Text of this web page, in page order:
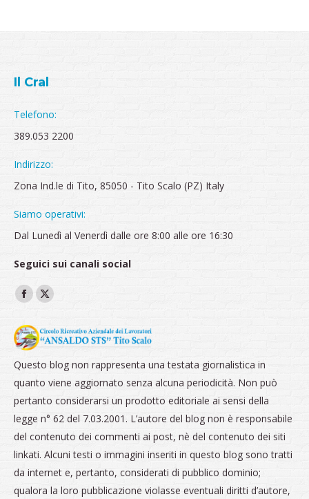
Il Cral
Telefono:
389.053 2200
Indirizzo:
Zona Ind.le di Tito, 85050 - Tito Scalo (PZ) Italy
Siamo operativi:
Dal Lunedì al Venerdì dalle ore 8:00 alle ore 16:30
Seguici sui canali social
Ci puoi trovare su:
Facebook
opens
X
opens
Questo blog non rappresenta una testata giornalistica in
quanto viene aggiornato senza alcuna periodicità. Non può
pertanto considerarsi un prodotto editoriale ai sensi della
legge n° 62 del 7.03.2001. L’autore del blog non è responsabile
del contenuto dei commenti ai post, nè del contenuto dei siti
linkati. Alcuni testi o immagini inseriti in questo blog sono tratti
da internet e, pertanto, considerati di pubblico dominio;
qualora la loro pubblicazione violasse eventuali diritti d’autore,